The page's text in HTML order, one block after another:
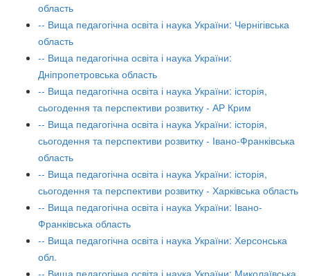
область
-- Вища педагогічна освіта і наука України: Чернігівська
область
-- Вища педагогічна освіта і наука України:
Дніпропетровська область
-- Вища педагогічна освіта і наука України: історія,
сьогодення та перспективи розвитку - АР Крим
-- Вища педагогічна освіта і наука України: історія,
сьогодення та перспективи розвитку - Івано-Франківська
область
-- Вища педагогічна освіта і наука України: історія,
сьогодення та перспективи розвитку - Харківська область
-- Вища педагогічна освіта і наука України: Івано-
Франківська область
-- Вища педагогічна освіта і наука України: Херсонська
обл.
-- Вища педагогічна освіта і наука України: Миколаївська